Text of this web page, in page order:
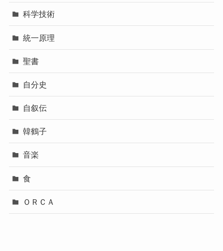
科学技術
統一原理
聖書
自分史
自叙伝
韓鶴子
音楽
食
ＯＲＣＡ